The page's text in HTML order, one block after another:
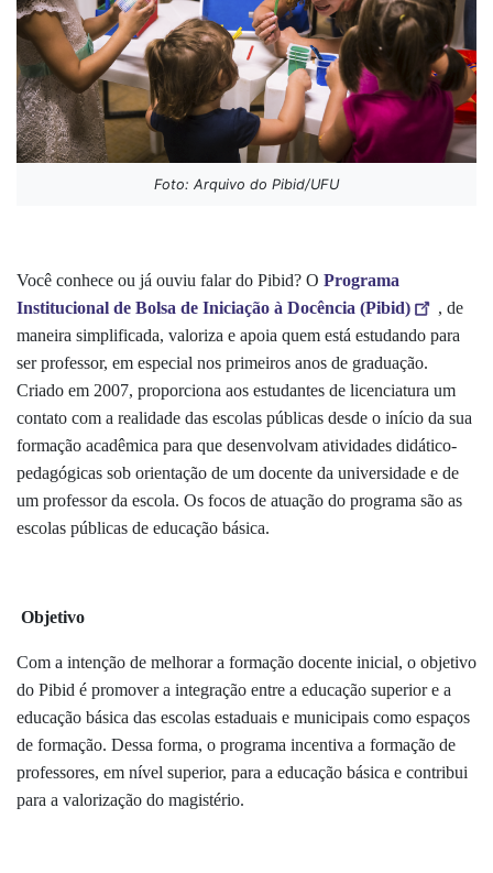
Foto: Arquivo do Pibid/UFU
Você conhece ou já ouviu falar do Pibid? O Programa
Institucional de Bolsa de Iniciação à Docência (Pibid)
, de
maneira simplificada, valoriza e apoia quem está estudando para
ser professor, em especial nos primeiros anos de graduação.
Criado em 2007, proporciona aos estudantes de licenciatura um
contato com a realidade das escolas públicas desde o início da sua
formação acadêmica para que desenvolvam atividades didático-
pedagógicas sob orientação de um docente da universidade e de
um professor da escola. Os focos de atuação do programa são as
escolas públicas de educação básica.
Objetivo
Com a intenção de melhorar a formação docente inicial, o objetivo
do Pibid é promover a integração entre a educação superior e a
educação básica das escolas estaduais e municipais como espaços
de formação. Dessa forma, o programa incentiva a formação de
professores, em nível superior, para a educação básica e contribui
para a valorização do magistério.